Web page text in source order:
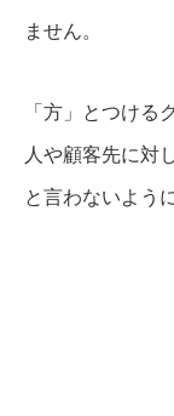
ません。
「方」とつける
人や顧客先に対
と言わないよう